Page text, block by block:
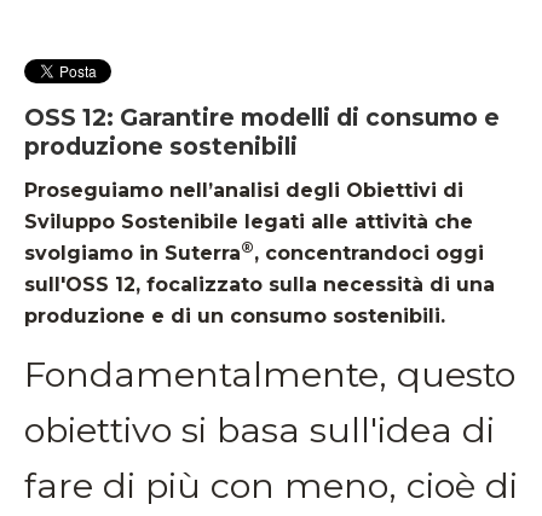
OSS 12: Garantire modelli di consumo e
produzione sostenibili
Proseguiamo nell’analisi degli Obiettivi di
Sviluppo Sostenibile legati alle attività che
svolgiamo in Suterra®, concentrandoci oggi
sull'OSS 12, focalizzato sulla necessità di una
produzione e di un consumo sostenibili.
Fondamentalmente, questo
obiettivo si basa sull'idea di
fare di più con meno, cioè di